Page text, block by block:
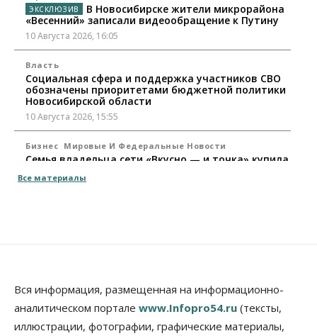
В Новосибирске жители микрорайона
«Весенний» записали видеообращение к Путину
10 Августа 2026, 16:05
Власть
Социальная сфера и поддержка участников СВО
обозначены приоритетами бюджетной политики
Новосибирской области
10 Августа 2026, 15:55
Бизнес Мировые И Федеральные Новости
Семья владельца сети «Вкусно — и точка» купила
10 Августа 2026, 15:30
Недвижимость
Новосибирск находится в процессе движения к
«человечному» городу
10 Августа 2026, 15:00
Все материалы
Вся информация, размещенная на информационно-
аналитическом портале www.Infopro54.ru (тексты,
иллюстрации, фотографии, графические материалы,